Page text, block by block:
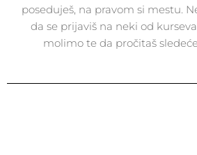
poseduješ, na pravom si mestu.
da se prijaviš na neki od
molimo te da pročitaš